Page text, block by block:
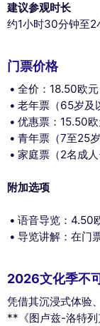
建议参观时长
约1小时30分钟至2
门票价格
全价：18.50欧元
老年票（65岁及
优惠票：15.50
青年票（7至25
家庭票（2名成
附加选项
语音导览：4.50
导览讲解：在门
2026文化季不
凭借其沉浸式体验
**《图卢兹-洛特